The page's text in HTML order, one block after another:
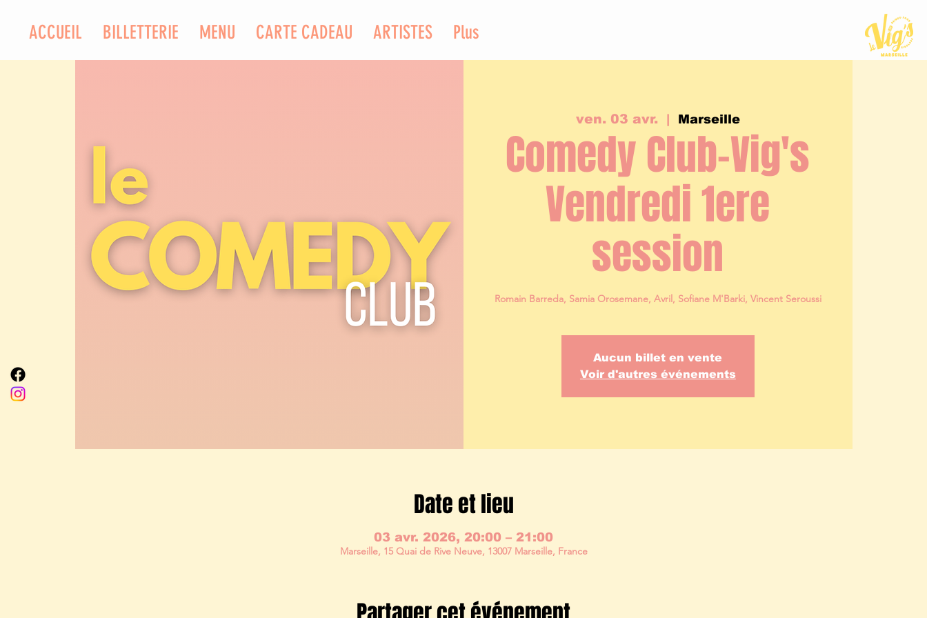
ACCUEIL BILLETTERIE MENU CARTE CADEAU ARTISTES Plus
ven. 03 avr.
  |
Marseille
Comedy Club-Vig's
Vendredi 1ere
session
Romain Barreda, Samia Orosemane, Avril, Sofiane M'Barki, Vincent Seroussi
Aucun billet en vente
Voir d'autres événements
Date et lieu
03 avr. 2026, 20:00 – 21:00
Marseille, 15 Quai de Rive Neuve, 13007 Marseille, France